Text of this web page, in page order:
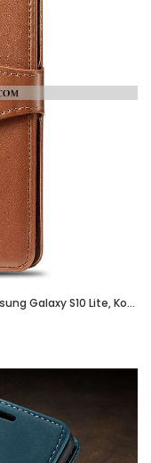
Kuori Samsung Galaxy S10 Lite, Kuoret Samsung Galaxy S10 Lite, Kotelo Samsung Galaxy S10 Lite Suojau